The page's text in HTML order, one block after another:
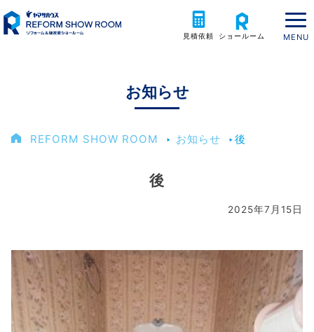
見積依頼 ショールーム
お知らせ
REFORM SHOW ROOM ‣ お知らせ ‣後
後
2025年7月15日